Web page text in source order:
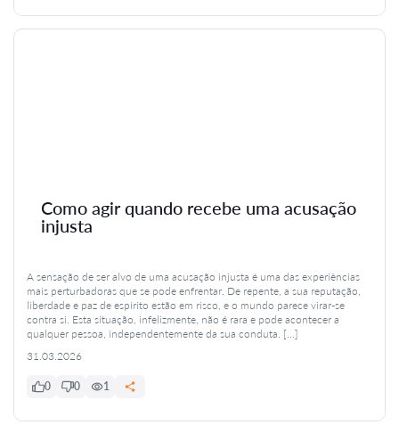
Como agir quando recebe uma acusação
injusta
A sensação de ser alvo de uma acusação injusta é uma das experiências
mais perturbadoras que se pode enfrentar. De repente, a sua reputação,
liberdade e paz de espírito estão em risco, e o mundo parece virar-se
contra si. Esta situação, infelizmente, não é rara e pode acontecer a
qualquer pessoa, independentemente da sua conduta. […]
31.03.2026
0 0 1